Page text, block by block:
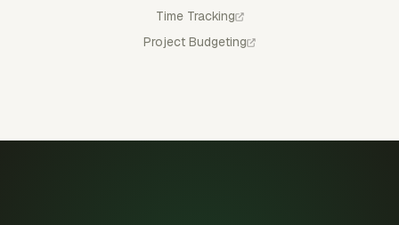
Time Tracking
Project Budgeting